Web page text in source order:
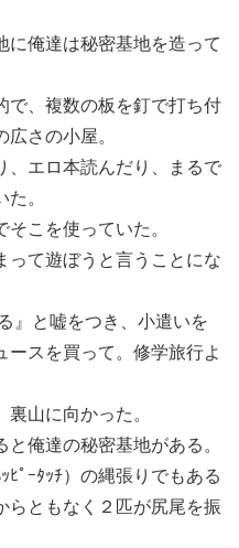
に俺達は秘密基地を造って
で、複数の板を釘で打ち付
さの小屋。
、エロ本読んだり、まるで
。
こを使っていた。
って遊ぼうと言うことにな
』と嘘をつき、小遣いを
ースを買って。修学旅行よ
山に向かった。
俺達の秘密基地がある。
ﾟｰﾀｯﾁ）の縄張りでもある
らともなく２匹が尻尾を振